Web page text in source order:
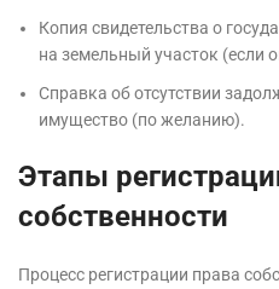
Копия свидетельства о
на земельный участок (если
Справка об отсутствии
имущество (по желанию).
Этапы
собственности
Процесс регистрации права